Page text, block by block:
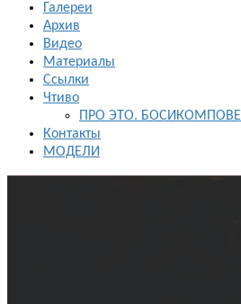
Галереи
Архив
Видео
Материалы
Ссылки
Чтиво
ПРО ЭТО.
Контакты
МОДЕЛИ